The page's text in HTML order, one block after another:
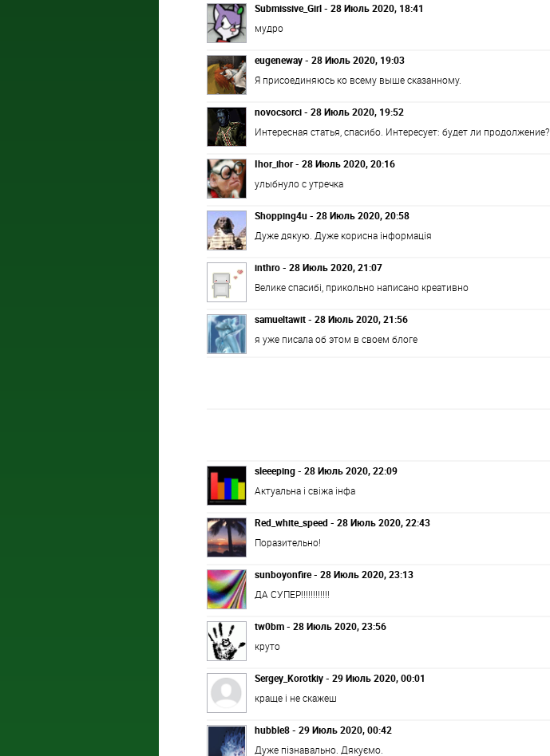
Submissive_Girl - 28 Июль 2020, 18:41
мудро
eugeneway - 28 Июль 2020, 19:03
Я присоединяюсь ко всему выше сказанному.
novocsorci - 28 Июль 2020, 19:52
Интересная статья, спасибо. Интересует: будет ли продолжение?
Ihor_ihor - 28 Июль 2020, 20:16
улыбнуло с утречка
Shopping4u - 28 Июль 2020, 20:58
Дуже дякую. Дуже корисна інформація
inthro - 28 Июль 2020, 21:07
Велике спасибі, прикольно написано креативно
samueltawit - 28 Июль 2020, 21:56
я уже писала об этом в своем блоге
sleeeping - 28 Июль 2020, 22:09
Актуальна і свіжа інфа
Red_white_speed - 28 Июль 2020, 22:43
Поразительно!
sunboyonfire - 28 Июль 2020, 23:13
ДА СУПЕР!!!!!!!!!!!!
tw0bm - 28 Июль 2020, 23:56
круто
Sergey_Korotkiy - 29 Июль 2020, 00:01
краще і не скажеш
hubble8 - 29 Июль 2020, 00:42
Дуже пізнавально. Дякуємо.